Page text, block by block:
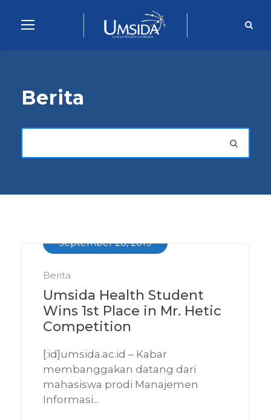
Berita
September 28, 2019
Berita
Umsida Health Student
Wins 1st Place in Mr. Hetic
Competition
[:id]umsida.ac.id – Kabar
membanggakan datang dari
mahasiswa prodi Manajemen
Informasi...